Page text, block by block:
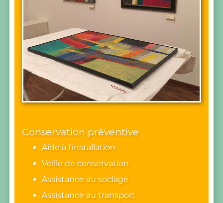
Conservation préventive
Aide à l'installation
Veille de conservation
Assistance au soclage
Assistance au transport